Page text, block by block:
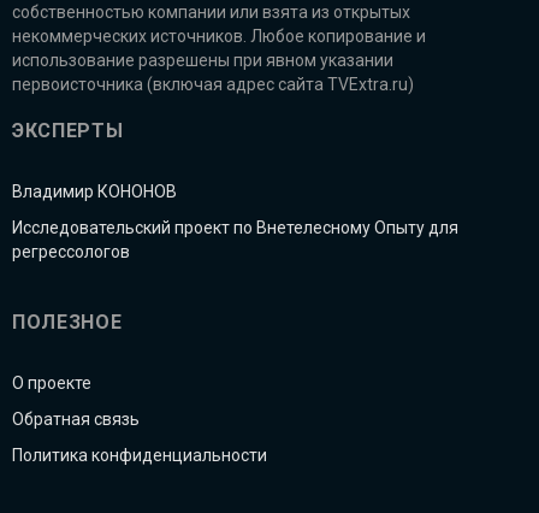
собственностью компании или взята из открытых
некоммерческих источников. Любое копирование и
использование разрешены при явном указании
первоисточника (включая адрес сайта TVExtra.ru)
ЭКСПЕРТЫ
Владимир КОНОНОВ
Исследовательский проект по Внетелесному Опыту для
регрессологов
ПОЛЕЗНОЕ
О проекте
Обратная связь
Политика конфиденциальности